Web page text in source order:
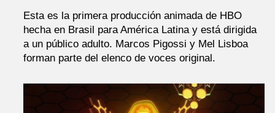
Esta es la primera producción animada de HBO
hecha en Brasil para América Latina y está dirigida
a un público adulto. Marcos Pigossi y Mel Lisboa
forman parte del elenco de voces original.